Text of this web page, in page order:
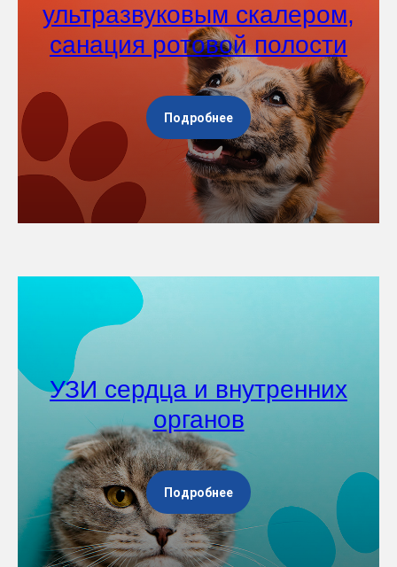
ультразвуковым скалером,
санация ротовой полости
Подробнее
УЗИ сердца и внутренних
органов
Подробнее